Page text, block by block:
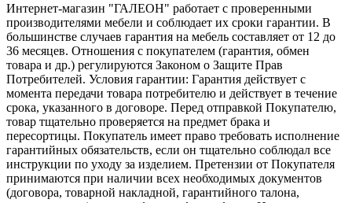
Интернет-магазин "ГАЛЕОН" работает с проверенными
производителями мебели и соблюдает их сроки гарантии. В
большинстве случаев гарантия на мебель составляет от 12 до
36 месяцев. Отношения с покупателем (гарантия, обмен
товара и др.) регулируются Законом о Защите Прав
Потребителей. Условия гарантии: Гарантия действует с
момента передачи товара потребителю и действует в течение
срока, указанного в договоре. Перед отправкой Покупателю,
товар тщательно проверяется на предмет брака и
пересортицы. Покупатель имеет право требовать исполнение
гарантийных обязательств, если он тщательно соблюдал все
инструкции по уходу за изделием. Претензии от Покупателя
принимаются при наличии всех необходимых документов
(договора, товарной накладной, гарантийного талона,